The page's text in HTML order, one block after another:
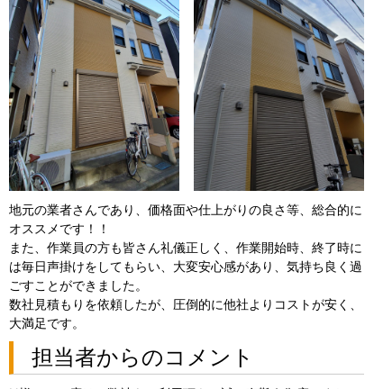
地元の業者さんであり、価格面や仕上がりの良さ等、総合的に
オススメです！！
また、作業員の方も皆さん礼儀正しく、作業開始時、終了時に
は毎日声掛けをしてもらい、大変安心感があり、気持ち良く過
ごすことができました。
数社見積もりを依頼したが、圧倒的に他社よりコストが安く、
大満足です。
担当者からのコメント